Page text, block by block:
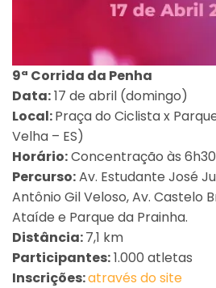
9ª Corrida da Penha
Data:17 de abril (domingo)
Local:Praça do Ciclista x
Velha – ES)
Horário:Concentração às
Percurso:Av. Estudante José
Antônio Gil Veloso, Av. Castelo
Ataíde e Parque da Prainha.
Distância:7,1 km
Participantes:1.000 atletas
Inscrições:através do site